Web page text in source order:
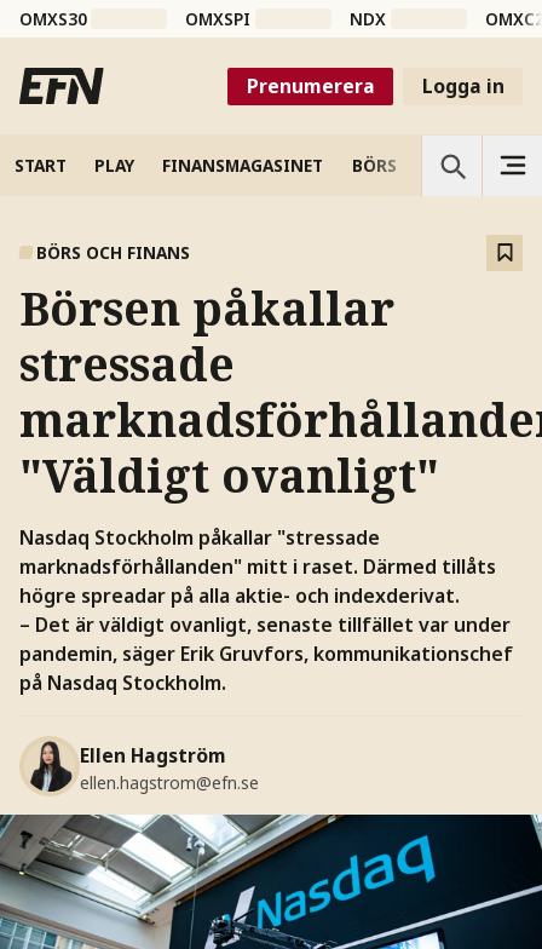
OMXS30 OMXSPI NDX
Prenumerera Logga in
START PLAY FINANSMAGASINET BÖRS VETENSKAP
BÖRS OCH FINANS
Börsen påkallar
stressade
"Väldigt ovanligt"
Nasdaq Stockholm påkallar "stressade
marknadsförhållanden" mitt i raset. Därmed tillåts
högre spreadar på alla aktie- och indexderivat.
– Det är väldigt ovanligt, senaste tillfället var under
pandemin, säger Erik Gruvfors, kommunikationschef
på Nasdaq Stockholm.
Ellen Hagström
ellen.hagstrom@efn.se